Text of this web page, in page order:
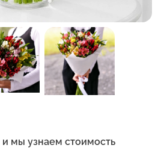
и мы узнаем стоимость